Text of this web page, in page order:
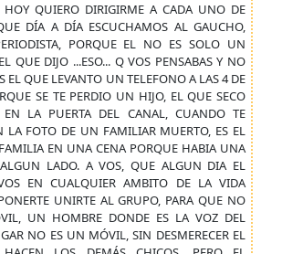
HOY QUIERO DIRIGIRME A CADA UNO DE
DÍA A DÍA ESCUCHAMOS AL GAUCHO,
PORQUE EL NO ES SOLO UN
QUE DIJO ...ESO... Q VOS PENSABAS Y NO
EL QUE LEVANTO UN TELEFONO A LAS 4 DE
SE TE PERDIO UN HIJO, EL QUE SECO
EN LA PUERTA DEL CANAL, CUANDO TE
LA FOTO DE UN FAMILIAR MUERTO, ES EL
EN UNA CENA PORQUE HABIA UNA
LADO. A VOS, QUE ALGUN DIA EL
EN CUALQUIER AMBITO DE LA VIDA
UNIRTE AL GRUPO, PARA QUE NO
UN HOMBRE DONDE ES LA VOZ DEL
NO ES UN MÓVIL, SIN DESMERECER EL